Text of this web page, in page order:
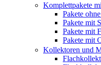
Komplettpakete
Pakete
Pakete mit
Pakete mit
Pakete mit
Kollektoren und